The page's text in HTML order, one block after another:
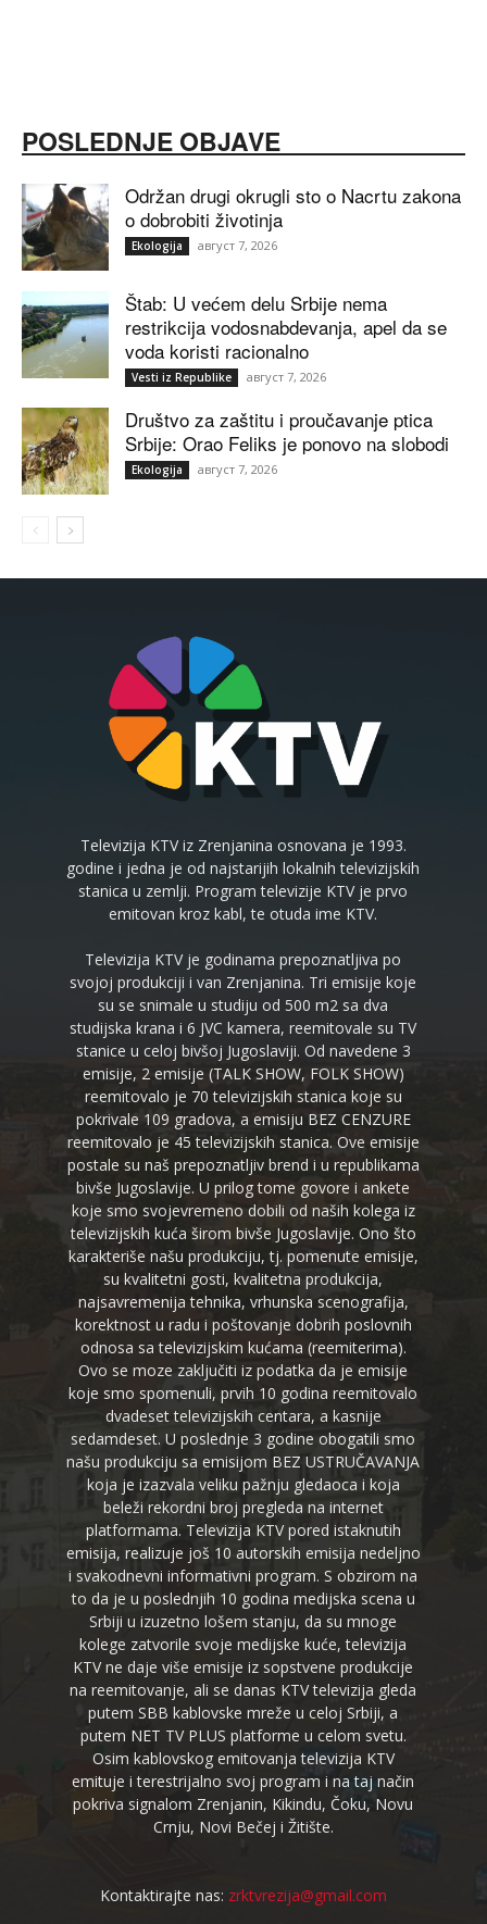
POSLEDNJE OBJAVE
Održan drugi okrugli sto o Nacrtu zakona
o dobrobiti životinja
Ekologija август 7, 2026
Štab: U većem delu Srbije nema
restrikcija vodosnabdevanja, apel da se
voda koristi racionalno
Vesti iz Republike август 7, 2026
Društvo za zaštitu i proučavanje ptica
Srbije: Orao Feliks je ponovo na slobodi
Ekologija август 7, 2026
Televizija KTV iz Zrenjanina osnovana je 1993.
godine i jedna je od najstarijih lokalnih televizijskih
stanica u zemlji. Program televizije KTV je prvo
emitovan kroz kabl, te otuda ime KTV.
Televizija KTV je godinama prepoznatljiva po
svojoj produkciji i van Zrenjanina. Tri emisije koje
su se snimale u studiju od 500 m2 sa dva
studijska krana i 6 JVC kamera, reemitovale su TV
stanice u celoj bivšoj Jugoslaviji. Od navedene 3
emisije, 2 emisije (TALK SHOW, FOLK SHOW)
reemitovalo je 70 televizijskih stanica koje su
pokrivale 109 gradova, a emisiju BEZ CENZURE
reemitovalo je 45 televizijskih stanica. Ove emisije
postale su naš prepoznatljiv brend i u republikama
bivše Jugoslavije. U prilog tome govore i ankete
koje smo svojevremeno dobili od naših kolega iz
televizijskih kuća širom bivše Jugoslavije. Ono što
karakteriše našu produkciju, tj. pomenute emisije,
su kvalitetni gosti, kvalitetna produkcija,
najsavremenija tehnika, vrhunska scenografija,
korektnost u radu i poštovanje dobrih poslovnih
odnosa sa televizijskim kućama (reemiterima).
Ovo se moze zaključiti iz podatka da je emisije
koje smo spomenuli, prvih 10 godina reemitovalo
dvadeset televizijskih centara, a kasnije
sedamdeset. U poslednje 3 godine obogatili smo
našu produkciju sa emisijom BEZ USTRUČAVANJA
koja je izazvala veliku pažnju gledaoca i koja
beleži rekordni broj pregleda na internet
platformama. Televizija KTV pored istaknutih
emisija, realizuje još 10 autorskih emisija nedeljno
i svakodnevni informativni program. S obzirom na
to da je u poslednjih 10 godina medijska scena u
Srbiji u izuzetno lošem stanju, da su mnoge
kolege zatvorile svoje medijske kuće, televizija
KTV ne daje više emisije iz sopstvene produkcije
na reemitovanje, ali se danas KTV televizija gleda
putem SBB kablovske mreže u celoj Srbiji, a
putem NET TV PLUS platforme u celom svetu.
Osim kablovskog emitovanja televizija KTV
emituje i terestrijalno svoj program i na taj način
pokriva signalom Zrenjanin, Kikindu, Čoku, Novu
Crnju, Novi Bečej i Žitište.
Kontaktirajte nas: zrktvrezija@gmail.com